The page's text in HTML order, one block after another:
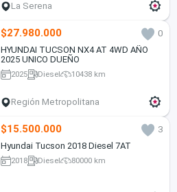
La Serena
$27.980.000
0
HYUNDAI TUCSON NX4 AT 4WD AÑO
2025 UNICO DUEÑO
2025 Diesel 10438 km
Región Metropolitana
$15.500.000
3
Hyundai Tucson 2018 Diesel 7AT
2018 Diesel 80000 km